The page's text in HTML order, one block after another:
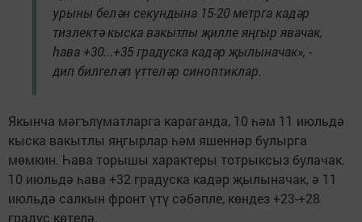
урыны белән секундына 15-20 метрга кадәр
тизлектә кыска вакытлы җилле яңгыр явачак,
һава +30...+35 градуска кадәр җылыначак», -
дип билгеләп үттеләр синоптиклар.
Якынча мәгълүматларга караганда, 10 һәм 11 июльдә
кыска вакытлы яңгырлар һәм яшеннәр булырга
мөмкин. Һава торышы характеры тотрыксыз булачак.
10 июльдә һава +32 градуска кадәр җылыначак, ә 11
июльдә салкын фронт үтү сәбәпле, көндез +23-+28
градус көтелә.